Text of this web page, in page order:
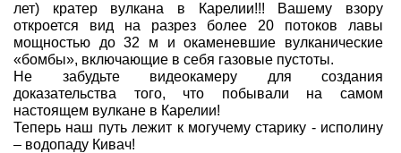
лет) кратер вулкана в Карелии!!! Вашему взору
откроется вид на разрез более 20 потоков лавы
мощностью до 32 м и окаменевшие вулканические
«бомбы», включающие в себя газовые пустоты.
Не забудьте видеокамеру для создания
доказательства того, что побывали на самом
настоящем вулкане в Карелии!
Теперь наш путь лежит к могучему старику - исполину
– водопаду Кивач!